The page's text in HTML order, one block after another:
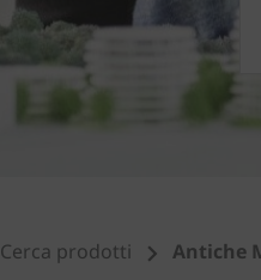
Cerca prodotti Antiche